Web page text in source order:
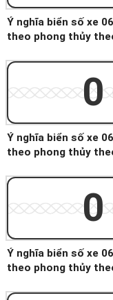
Ý nghĩa biển số xe
theo phong thủy
Ý nghĩa biển số xe
theo phong thủy
Ý nghĩa biển số xe
theo phong thủy